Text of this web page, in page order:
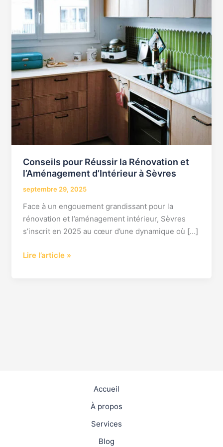
Conseils pour Réussir la Rénovation et
l’Aménagement d’Intérieur à Sèvres
septembre 29, 2025
Face à un engouement grandissant pour la
rénovation et l’aménagement intérieur, Sèvres
s’inscrit en 2025 au cœur d’une dynamique où […]
d’Intérieur
à
Sèvres
Lire l’article »
Accueil
À propos
Services
Blog